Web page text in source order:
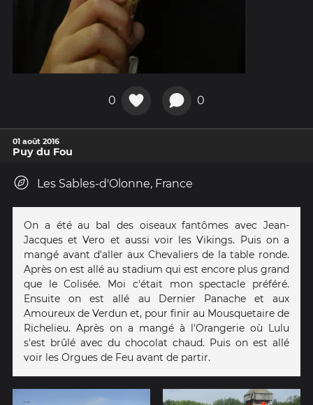
0 0
01 août 2016
Puy du Fou
Les Sables-d'Olonne, France
On a été au bal des oiseaux fantômes avec Jean-
Jacques et Vero et aussi voir les Vikings. Puis on a
mangé avant d'aller aux Chevaliers de la table ronde.
Après on est allé au stadium qui est encore plus grand
que le Colisée. Moi c'était mon spectacle préféré.
Ensuite on est allé au Dernier Panache et aux
Amoureux de Verdun et, pour finir au Mousquetaire de
Richelieu. Après on a mangé à l'Orangerie où Lulu
s'est brûlé avec du chocolat chaud. Puis on est allé
voir les Orgues de Feu avant de partir.